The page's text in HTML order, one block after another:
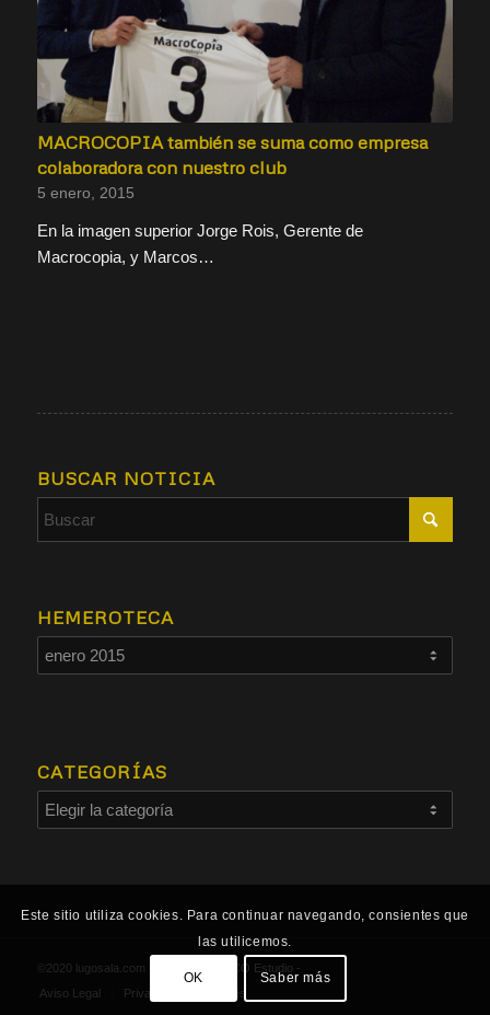
MACROCOPIA también se suma como empresa
colaboradora con nuestro club
5 enero, 2015
En la imagen superior Jorge Rois, Gerente de
Macrocopia, y Marcos…
BUSCAR NOTICIA
HEMEROTECA
CATEGORÍAS
©2020 lugosala.com - Powered by HCO Estudio -
Aviso Legal
Privacidad Cookies
Este sitio utiliza cookies. Para continuar navegando, consientes que
las utilicemos.
OK Saber más